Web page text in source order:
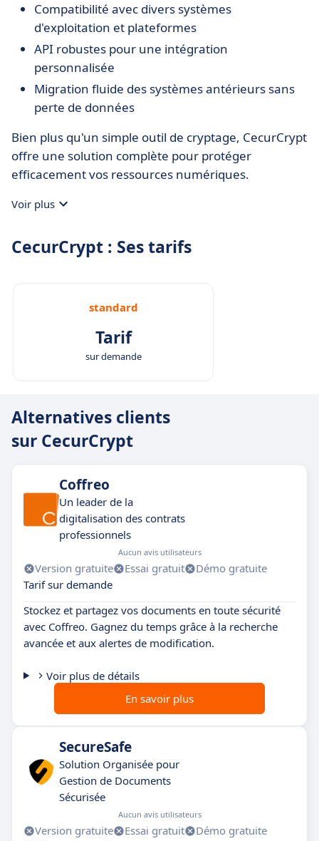
Compatibilité avec divers systèmes
d'exploitation et plateformes
API robustes pour une intégration
personnalisée
Migration fluide des systèmes antérieurs sans
perte de données
Bien plus qu'un simple outil de cryptage, CecurCrypt
offre une solution complète pour protéger
efficacement vos ressources numériques.
Voir plus
CecurCrypt : Ses tarifs
standard
Tarif
sur demande
Alternatives clients
sur CecurCrypt
Coffreo
Un leader de la
digitalisation des contrats
professionnels
Aucun avis utilisateurs
Version gratuite Essai gratuit
Démo gratuite
Tarif sur demande
Stockez et partagez vos documents en toute sécurité
avec Coffreo. Gagnez du temps grâce à la recherche
avancée et aux alertes de modification.
Voir plus de détails
En savoir plus
SecureSafe
Solution Organisée pour
Gestion de Documents
Sécurisée
Aucun avis utilisateurs
Version gratuite Essai gratuit
Démo gratuite